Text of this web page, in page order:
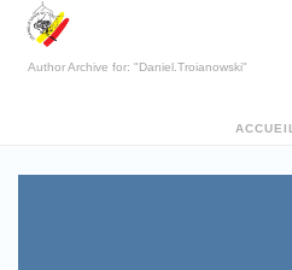
Author Archive for: "Daniel.Troianowski"
ACCUEIL